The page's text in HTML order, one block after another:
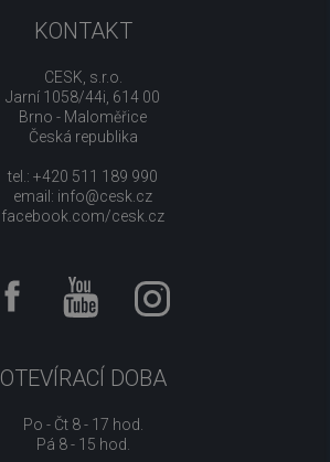
KONTAKT
CESK, s.r.o.
Jarní 1058/44i, 614 00
Brno - Maloměřice
Česká republika
tel.: +420 511 189 990
email: info@cesk.cz
facebook.com/cesk.cz
OTEVÍRACÍ DOBA
Po - Čt 8 - 17 hod.
Pá 8 - 15 hod.